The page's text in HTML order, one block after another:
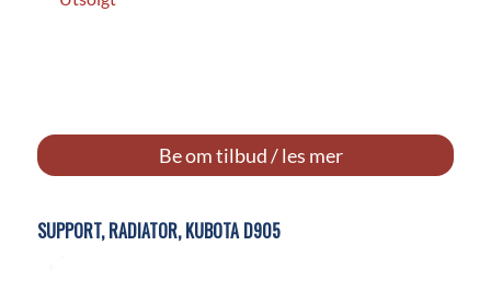
Be om tilbud / les mer
SUPPORT, RADIATOR, KUBOTA D905